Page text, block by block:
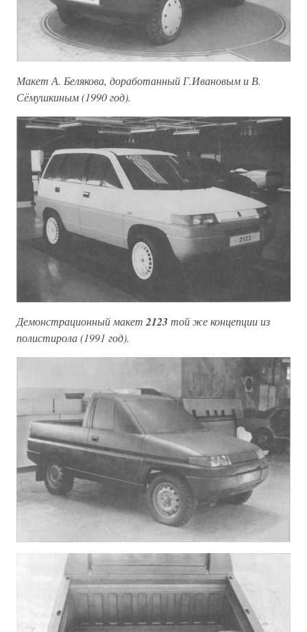
Макет А. Белякова, доработанный Г.Ивановым и В.
Сёмушкиным (1990 год).
Демонстрационный макет 2123 той же концепции из
полистирола (1991 год).